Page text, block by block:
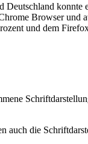
konnte
Browser und
und dem
auch die